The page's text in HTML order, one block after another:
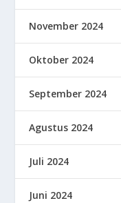
November 2024
Oktober 2024
September 2024
Agustus 2024
Juli 2024
Juni 2024